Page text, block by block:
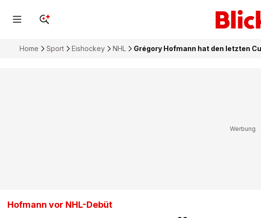
Home Sport Eishockey NHL Grégory Hofmann hat den letzten
Hofmann vor NHL-Debüt